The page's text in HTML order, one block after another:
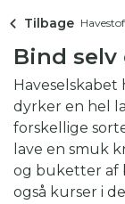
Tilbage
Bind selv
Haveselskabet
dyrker en hel
forskellige
lave en smuk
og buketter af
også kurser i